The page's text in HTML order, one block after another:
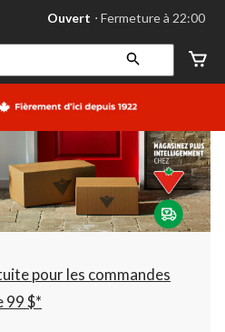
votre
préféré
Leduc,
AB,
courament
Fermeture
à
22:00
cliquer
pour
changer
Ouvert ⋅ Fermeture à 22:00
pour les commandes
99 $*